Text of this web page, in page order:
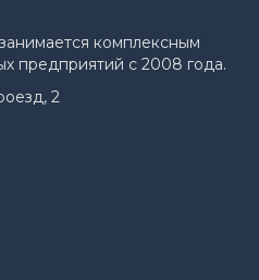
занимается комплексным
предприятий с 2008 года.
2